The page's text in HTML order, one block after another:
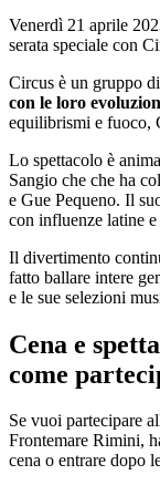
Venerdì 21 aprile
serata speciale con
Circus è un gruppo
con le loro
equilibrismi e fuoco,
Lo spettacolo è
Sangio che che ha
e Gue Pequeno. Il
con influenze latine e
Il divertimento
fatto ballare intere
e le sue selezioni
Cena e
come
Se vuoi partecipare
Frontemare Rimini,
cena o entrare dopo